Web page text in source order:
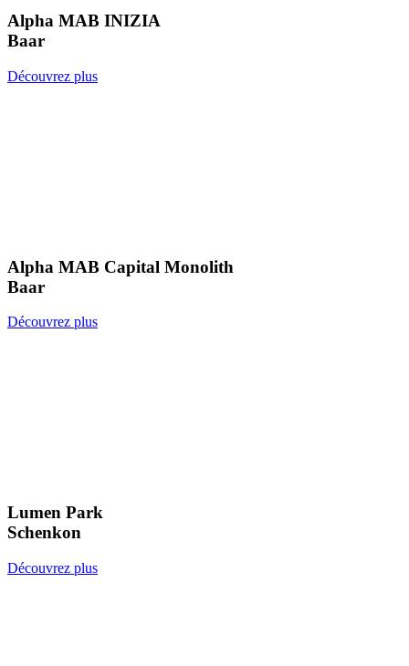
Alpha MAB INIZIA
Baar
Découvrez plus
Alpha MAB Capital Monolith
Baar
Découvrez plus
Lumen Park
Schenkon
Découvrez plus